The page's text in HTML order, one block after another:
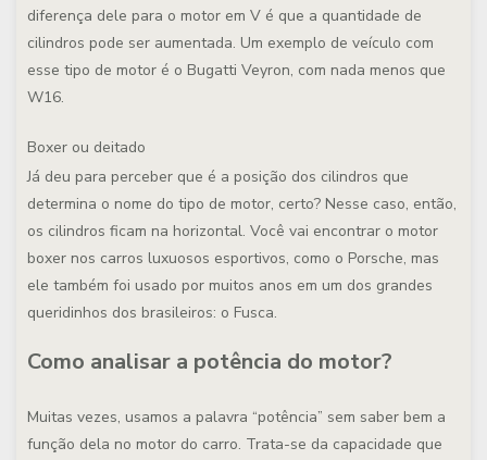
diferença dele para o motor em V é que a quantidade de
cilindros pode ser aumentada. Um exemplo de veículo com
esse tipo de motor é o Bugatti Veyron, com nada menos que
W16.
Boxer ou deitado
Já deu para perceber que é a posição dos cilindros que
determina o nome do tipo de motor, certo? Nesse caso, então,
os cilindros ficam na horizontal. Você vai encontrar o motor
boxer nos carros luxuosos esportivos, como o Porsche, mas
ele também foi usado por muitos anos em um dos grandes
queridinhos dos brasileiros: o Fusca.
Como analisar a potência do motor?
Muitas vezes, usamos a palavra “potência” sem saber bem a
função dela no motor do carro. Trata-se da capacidade que